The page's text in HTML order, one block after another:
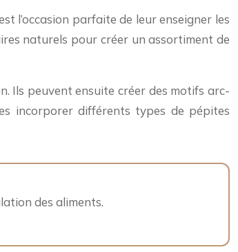
l’occasion parfaite de leur enseigner les
naturels pour créer un assortiment de
Ils peuvent ensuite créer des motifs arc-
incorporer différents types de pépites
des aliments.